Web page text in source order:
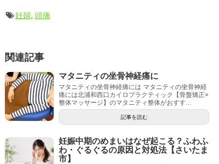
妊婦, 頭痛
関連記事
マタニティの坐骨神経痛に
マタニティの坐骨神経痛には マタニティの坐骨神経
痛には北浦和西口カイロプラクティック【骨盤矯正×
整体マッサージ】のマタニティ整体がおすす...
記事を読む
妊娠中期のめまいはなぜ起こる？ふわふ
わ・ぐるぐるの原因と対処法【さいたま
市】